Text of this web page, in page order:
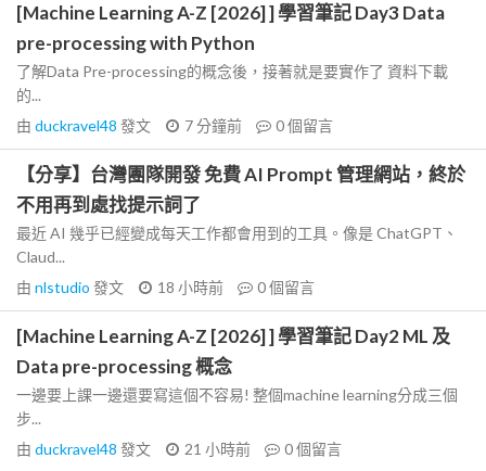
[Machine Learning A-Z [2026] ] 學習筆記 Day3 Data
pre-processing with Python
了解Data Pre-processing的概念後，接著就是要實作了 資料下載
的...
由 duckravel48 發文 7 分鐘前 0個留言
【分享】台灣團隊開發 免費 AI Prompt 管理網站，終於
不用再到處找提示詞了
最近 AI 幾乎已經變成每天工作都會用到的工具。像是 ChatGPT、
Claud...
由 nlstudio 發文 18 小時前 0個留言
[Machine Learning A-Z [2026] ] 學習筆記 Day2 ML 及
Data pre-processing 概念
一邊要上課一邊還要寫這個不容易! 整個machine learning分成三個
步...
由 duckravel48 發文 21 小時前 0個留言